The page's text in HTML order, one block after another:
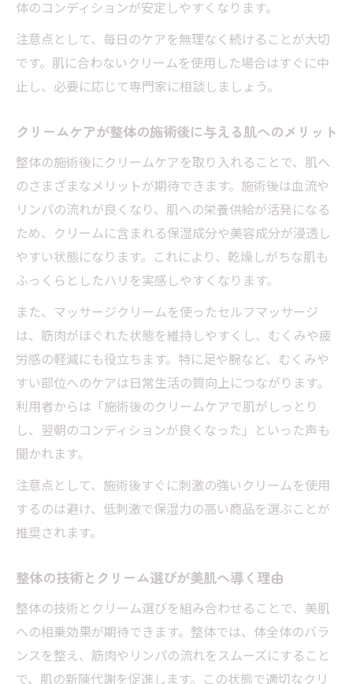
体のコンディションが安定しやすくなります。
注意点として、毎日のケアを無理なく続けることが大切
です。肌に合わないクリームを使用した場合はすぐに中
止し、必要に応じて専門家に相談しましょう。
クリームケアが整体の施術後に与える肌へのメリット
整体の施術後にクリームケアを取り入れることで、肌へ
のさまざまなメリットが期待できます。施術後は血流や
リンパの流れが良くなり、肌への栄養供給が活発になる
ため、クリームに含まれる保湿成分や美容成分が浸透し
やすい状態になります。これにより、乾燥しがちな肌も
ふっくらとしたハリを実感しやすくなります。
また、マッサージクリームを使ったセルフマッサージ
は、筋肉がほぐれた状態を維持しやすくし、むくみや疲
労感の軽減にも役立ちます。特に足や腕など、むくみや
すい部位へのケアは日常生活の質向上につながります。
利用者からは「施術後のクリームケアで肌がしっとり
し、翌朝のコンディションが良くなった」といった声も
聞かれます。
注意点として、施術後すぐに刺激の強いクリームを使用
するのは避け、低刺激で保湿力の高い商品を選ぶことが
推奨されます。
整体の技術とクリーム選びが美肌へ導く理由
整体の技術とクリーム選びを組み合わせることで、美肌
への相乗効果が期待できます。整体では、体全体のバラ
ンスを整え、筋肉やリンパの流れをスムーズにすること
で、肌の新陳代謝を促進します。この状態で適切なクリ